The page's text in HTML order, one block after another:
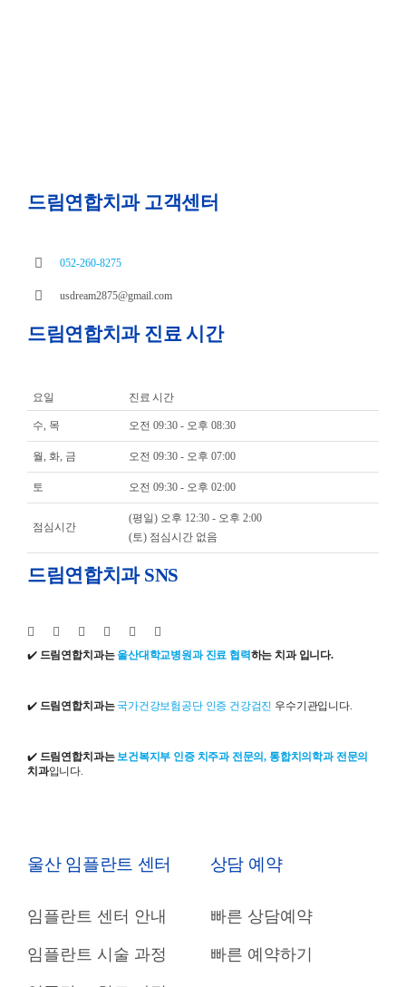
드림연합치과 고객센터
052-260-8275
usdream2875@gmail.com
드림연합치과 진료 시간
요일 진료 시간
수, 목 오전 09:30 - 오후 08:30
월, 화, 금 오전 09:30 - 오후 07:00
토 오전 09:30 - 오후 02:00
점심시간
(평일) 오후 12:30 - 오후 2:00
(토) 점심시간 없음
드림연합치과 SNS
✔️ 드림연합치과는 울산대학교병원과 진료 협력하는 치과 입니다.
✔️ 드림연합치과는 국가건강보험공단 인증 건강검진 우수기관입니다.
✔️ 드림연합치과는보건복지부 인증 치주과 전문의, 통합치의학과 전문의
치과입니다.
울산 임플란트 센터
임플란트 센터 안내
임플란트 시술 과정
상담 예약
빠른 상담예약
빠른 예약하기